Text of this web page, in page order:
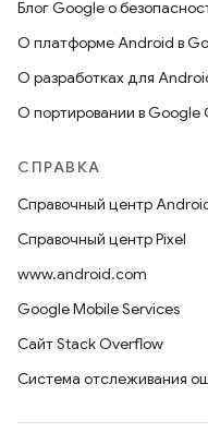
Блог Google о
О платформе Android в
О разработках для
О портировании в Google
СПРАВКА
Справочный центр
Справочный центр Pixel
www.android.com
Google Mobile Services
Сайт Stack Overflow
Система отслеживания